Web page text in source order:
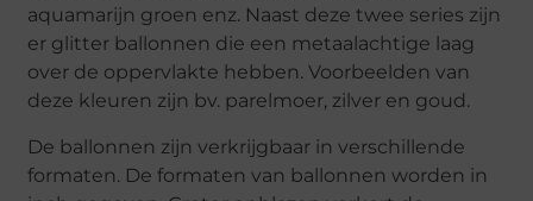
aquamarijn groen enz. Naast deze twee series zijn
er glitter ballonnen die een metaalachtige laag
over de oppervlakte hebben. Voorbeelden van
deze kleuren zijn bv. parelmoer, zilver en goud.
De ballonnen zijn verkrijgbaar in verschillende
formaten. De formaten van ballonnen worden in